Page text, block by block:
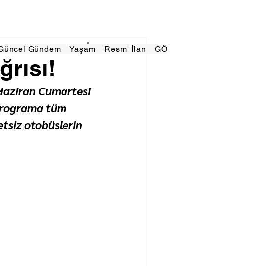
Gündem Yaşam Resmi İlan GÖRÜNÜMTV
Cumartesi
tüm
otobüslerin